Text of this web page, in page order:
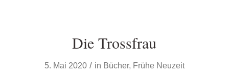
Die Trossfrau
5. Mai 2020 / in Bücher, Frühe Neuzeit